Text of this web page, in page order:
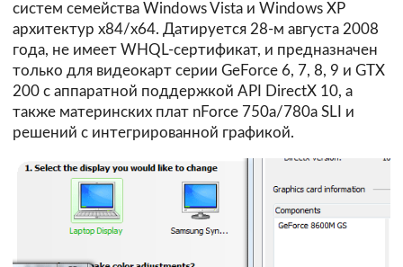
систем семейства Windows Vista и Windows XP
архитектур х84/х64. Датируется 28-м августа 2008
года, не имеет WHQL-сертификат, и предназначен
только для видеокарт серии GeForce 6, 7, 8, 9 и GTX
200 с аппаратной поддержкой API DirectX 10, а
также материнских плат nForce 750а/780a SLI и
решений с интегрированной графикой.